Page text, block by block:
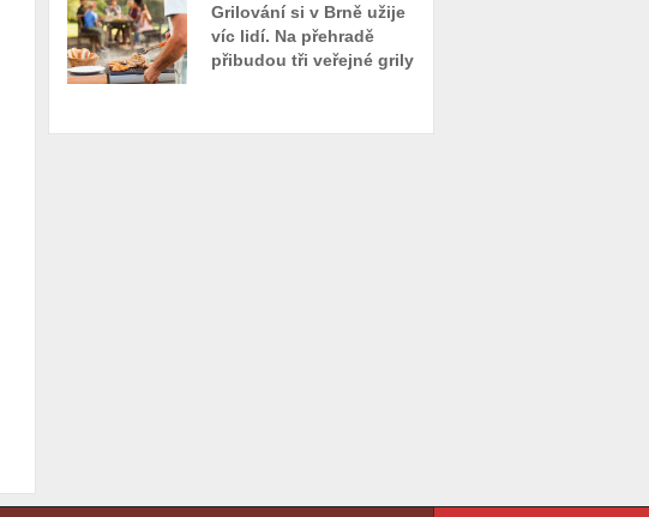
Grilování si v Brně užije
víc lidí. Na přehradě
přibudou tři veřejné grily